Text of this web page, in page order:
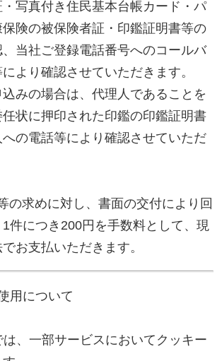
を利用しております。
広告とは、サイト閲覧情報など
トにアクセスされた方の興味・
広告サービスによる広告配信を
社のオプトアウト用Webページ
を行ってください。
ェブページを利用したときに、
との間で送受信した利用履歴や
の情報について
客さまの情報につきましても、
切に取り扱います。
上